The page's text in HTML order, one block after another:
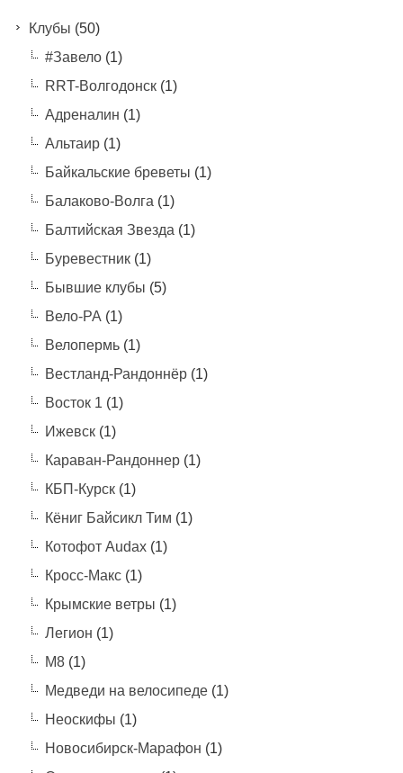
Клубы (50)
#Завело(1)
RRT-Волгодонск(1)
Адреналин (1)
Альтаир(1)
Байкальские бреветы (1)
Балаково-Волга (1)
Балтийская Звезда (1)
Буревестник(1)
Бывшие клубы (5)
Вело-РА (1)
Велопермь(1)
Вестланд-Рандоннёр(1)
Восток 1 (1)
Ижевск(1)
Караван-Рандоннер(1)
КБП-Курск(1)
Кёниг Байсикл Тим (1)
Котофот Audax(1)
Кросс-Макс(1)
Крымские ветры (1)
Легион (1)
М8(1)
Медведи на велосипеде(1)
Неоскифы (1)
Новосибирск-Марафон (1)